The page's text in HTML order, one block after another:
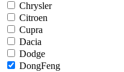
Chrysler
Citroen
Cupra
Dacia
Dodge
DongFeng